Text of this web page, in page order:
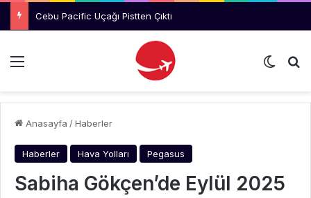
Cebu Pacific Uçağı Pistten Çıktı
Menü Dış
Anasayfa /Haberler
Haberler Hava Yolları Pegasus
Sabiha Gökçen’de Eylül 2025